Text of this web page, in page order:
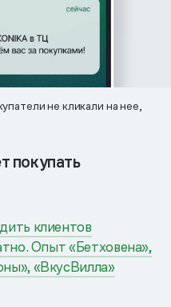
не кликали на нее,
покупать
клиентов
Опыт «Бетховена»,
«ВкусВилла»